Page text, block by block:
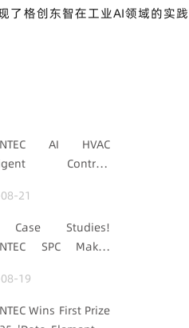
了格创东智在工业AI领域的实践
AI HVAC
Control:
Carbon DNA"
21
Case Studies!
SPC Makes
for Decisions,
Quality
19
Wins First Prize